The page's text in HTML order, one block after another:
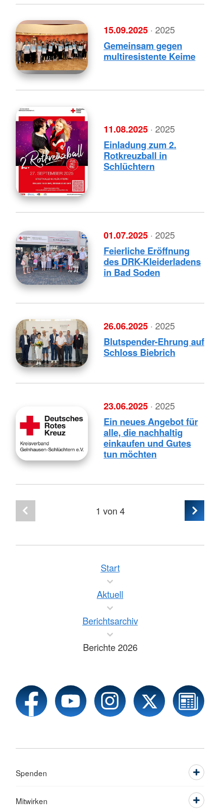
15.09.2025 · 2025
Gemeinsam gegen
multiresistente Keime
11.08.2025 · 2025
Einladung zum 2.
Rotkreuzball in
Schlüchtern
01.07.2025 · 2025
Feierliche Eröffnung
des DRK-Kleiderladens
in Bad Soden
26.06.2025 · 2025
Blutspender-Ehrung auf
Schloss Biebrich
23.06.2025 · 2025
Ein neues Angebot für
alle, die nachhaltig
einkaufen und Gutes
tun möchten
1 von 4
Start
Aktuell
Berichtsarchiv
Berichte 2026
Spenden
Mitwirken